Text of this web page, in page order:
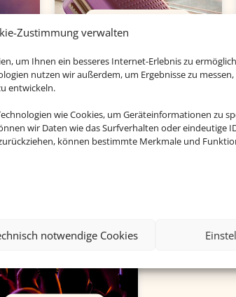
Zustimmung verwalten
um Ihnen ein besseres Internet-Erlebnis zu
nutzen wir außerdem, um Ergebnisse zu
entwickeln.
wie Cookies, um Geräteinformationen zu
wir Daten wie das Surfverhalten oder eindeutige
können bestimmte Merkmale und
notwendige Cookies